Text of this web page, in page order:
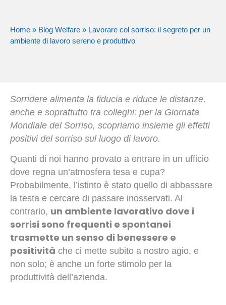
Home » Blog Welfare » Lavorare col sorriso: il segreto per un
ambiente di lavoro sereno e produttivo
Sorridere alimenta la fiducia e riduce le distanze,
anche e soprattutto tra colleghi: per la Giornata
Mondiale del Sorriso, scopriamo insieme gli effetti
positivi del sorriso sul luogo di lavoro.
Quanti di noi hanno provato a entrare in un ufficio
dove regna un’atmosfera tesa e cupa?
Probabilmente, l’istinto è stato quello di abbassare
la testa e cercare di passare inosservati. Al
contrario, un ambiente lavorativo dove i
sorrisi sono frequenti e spontanei
trasmette un senso di benessere e
positività che ci mette subito a nostro agio, e
non solo; è anche un forte stimolo per la
produttività dell’azienda.